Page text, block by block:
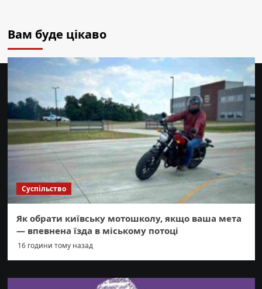
Вам буде цікаво
Суспільство
Як обрати київську мотошколу, якщо ваша мета
— впевнена їзда в міському потоці
16 години тому назад